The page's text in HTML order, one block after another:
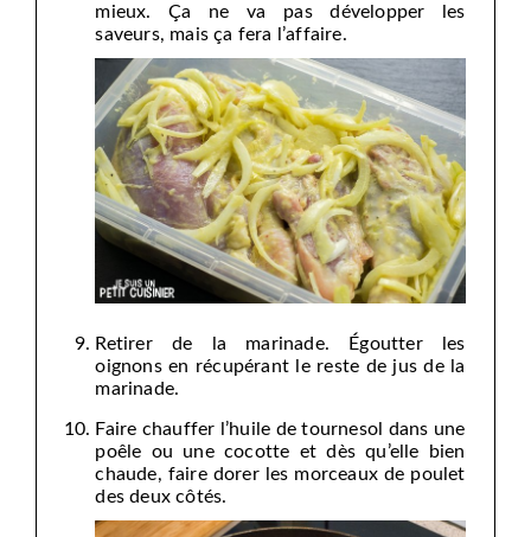
mieux. Ça ne va pas développer les
saveurs, mais ça fera l’affaire.
Retirer de la marinade. Égoutter les
oignons en récupérant le reste de jus de la
marinade.
Faire chauffer l’huile de tournesol dans une
poêle ou une cocotte et dès qu’elle bien
chaude, faire dorer les morceaux de poulet
des deux côtés.